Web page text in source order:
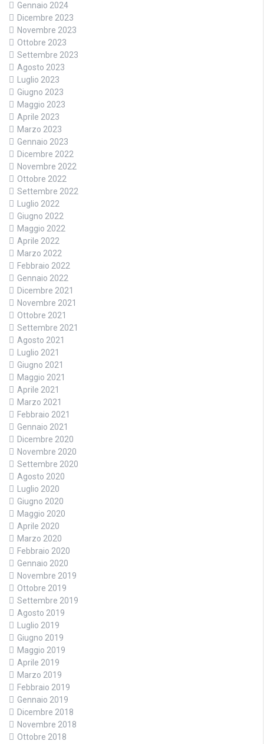
Gennaio 2024
Dicembre 2023
Novembre 2023
Ottobre 2023
Settembre 2023
Agosto 2023
Luglio 2023
Giugno 2023
Maggio 2023
Aprile 2023
Marzo 2023
Gennaio 2023
Dicembre 2022
Novembre 2022
Ottobre 2022
Settembre 2022
Luglio 2022
Giugno 2022
Maggio 2022
Aprile 2022
Marzo 2022
Febbraio 2022
Gennaio 2022
Dicembre 2021
Novembre 2021
Ottobre 2021
Settembre 2021
Agosto 2021
Luglio 2021
Giugno 2021
Maggio 2021
Aprile 2021
Marzo 2021
Febbraio 2021
Gennaio 2021
Dicembre 2020
Novembre 2020
Settembre 2020
Agosto 2020
Luglio 2020
Giugno 2020
Maggio 2020
Aprile 2020
Marzo 2020
Febbraio 2020
Gennaio 2020
Novembre 2019
Ottobre 2019
Settembre 2019
Agosto 2019
Luglio 2019
Giugno 2019
Maggio 2019
Aprile 2019
Marzo 2019
Febbraio 2019
Gennaio 2019
Dicembre 2018
Novembre 2018
Ottobre 2018